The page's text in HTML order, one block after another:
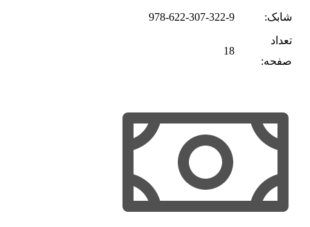
شابک:
978-622-307-322-9
تعداد
صفحه:
18